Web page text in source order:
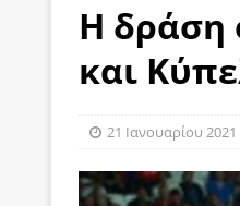
[ 21
[ 15
[ 4
Η δράση
και
21 Ιανουαρίου 2021